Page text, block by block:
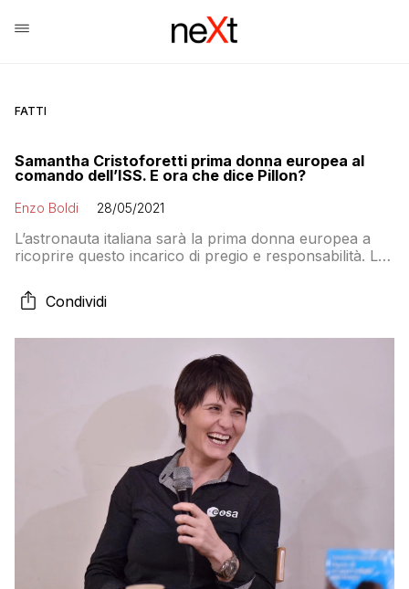
FATTI
Samantha Cristoforetti prima donna europea al
comando dell’ISS. E ora che dice Pillon?
Enzo Boldi 28/05/2021
L’astronauta italiana sarà la prima donna europea a
ricoprire questo incarico di pregio e responsabilità. La
Condividi